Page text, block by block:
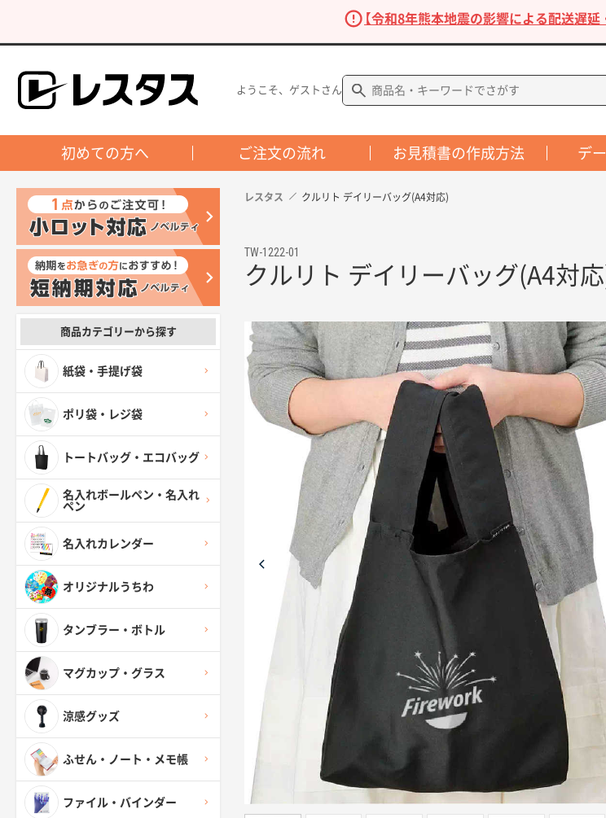
【令和8年熊本地震の影響による配送遅延
ようこそ、ゲストさん
初めての方へ ご注文の流れ お見積書の作成方法 デ
商品カテゴリーから探す
紙袋・手提げ袋
ポリ袋・レジ袋
トートバッグ・エコバッグ
名入れボールペン・名入れ
ペン
名入れカレンダー
オリジナルうちわ
タンブラー・ボトル
マグカップ・グラス
涼感グッズ
ふせん・ノート・メモ帳
ファイル・バインダー
レスタス クルリト デイリーバッグ(A4対応)
TW-1222-01
クルリト デイリーバッグ(A4対